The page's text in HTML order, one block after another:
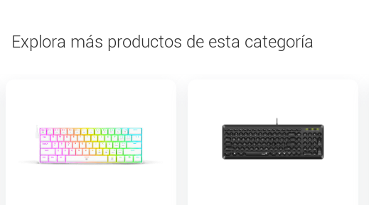
Explora más productos de esta categoría